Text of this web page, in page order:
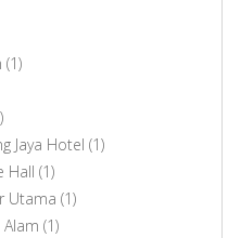
(1)
Jaya Hotel (1)
Hall (1)
Utama (1)
(1)